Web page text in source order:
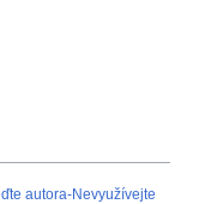
autora-Nevyužívejte